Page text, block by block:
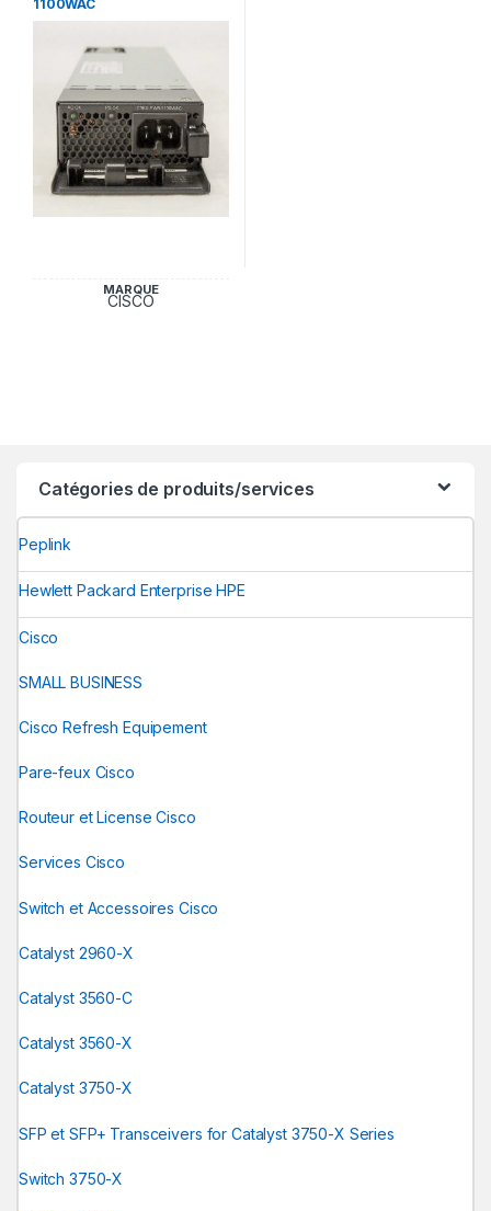
1100WAC
MARQUE
CISCO
Catégories de produits/services
Peplink
Hewlett Packard Enterprise HPE
Cisco
SMALL BUSINESS
Cisco Refresh Equipement
Pare-feux Cisco
Routeur et License Cisco
Services Cisco
Switch et Accessoires Cisco
Catalyst 2960-X
Catalyst 3560-C
Catalyst 3560-X
Catalyst 3750-X
SFP et SFP+ Transceivers for Catalyst 3750-X Series
Switch 3750-X